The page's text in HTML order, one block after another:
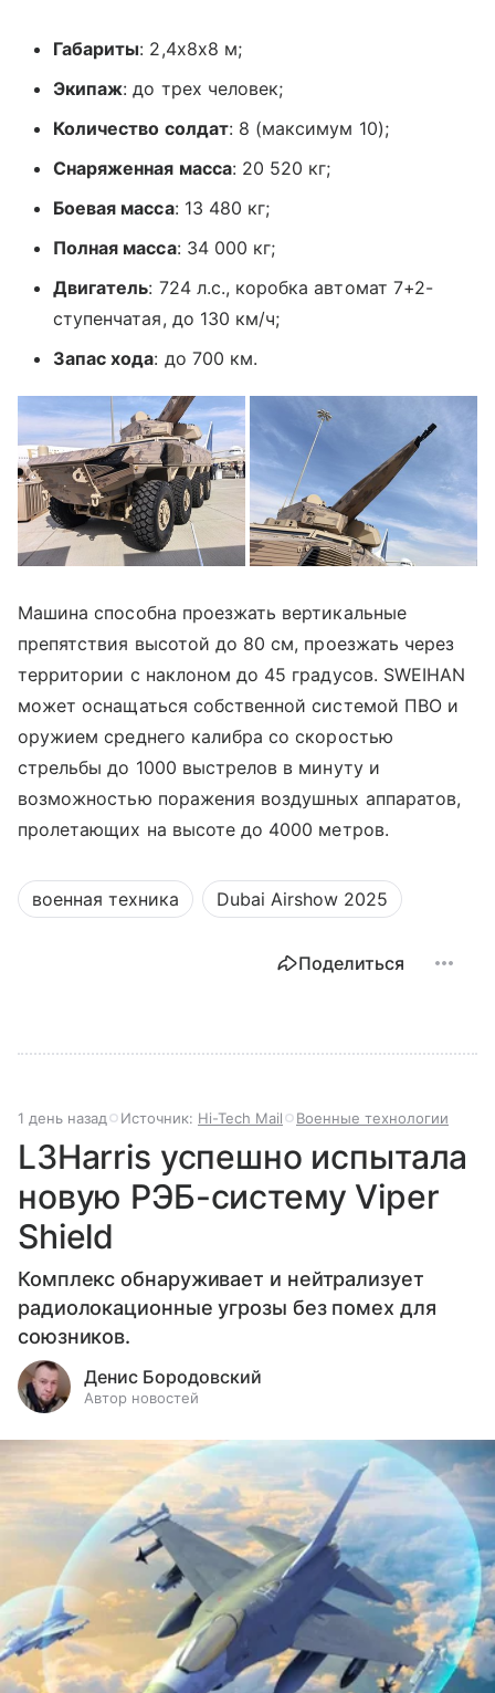
Габариты: 2,4х8х8 м;
Экипаж: до трех человек;
Количество солдат: 8 (максимум 10);
Снаряженная масса: 20 520 кг;
Боевая масса: 13 480 кг;
Полная масса: 34 000 кг;
Двигатель: 724 л.с., коробка автомат 7+2-
ступенчатая, до 130 км/ч;
Запас хода: до 700 км.
Машина способна проезжать вертикальные
препятствия высотой до 80 см, проезжать через
территории с наклоном до 45 градусов. SWEIHAN
может оснащаться собственной системой ПВО и
оружием среднего калибра со скоростью
стрельбы до 1000 выстрелов в минуту и
возможностью поражения воздушных аппаратов,
пролетающих на высоте до 4000 метров.
военная техника Dubai Airshow 2025
Поделиться
1 день назад Источник: Hi-Tech Mail Военные технологии
L3Harris успешно испытала
новую РЭБ-систему Viper
Shield
Комплекс обнаруживает и нейтрализует
радиолокационные угрозы без помех для
союзников.
Денис Бородовский
Автор новостей